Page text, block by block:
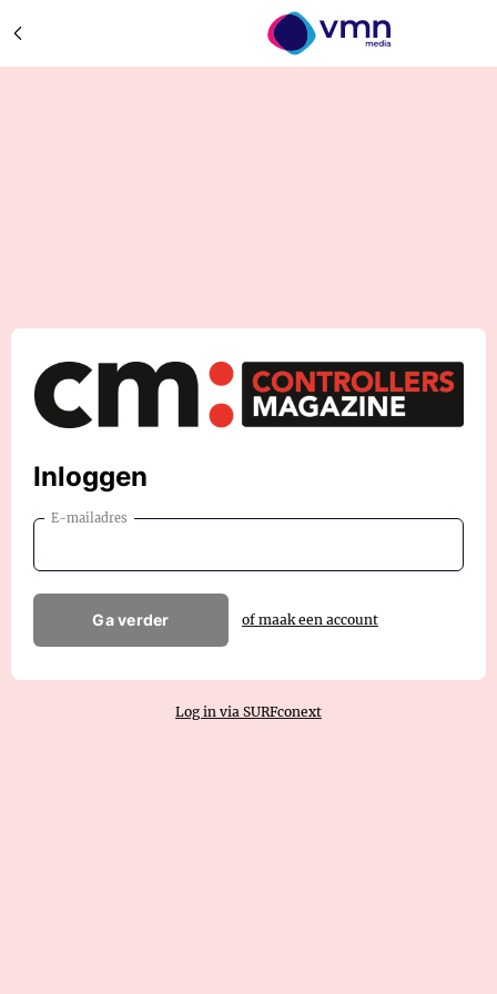
Inloggen
E-mailadres
Ga verder of maak een account
Log in via SURFconext